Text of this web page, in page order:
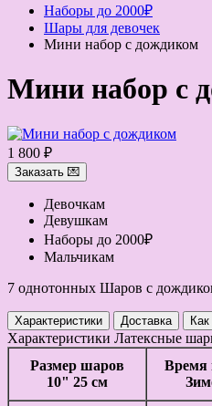
Наборы до 2000₽
Шары для девочек
Мини набор с дождиком
Мини набор с
1 800 ₽
Заказать 💌
Девочкам
Девушкам
Наборы до 2000₽
Мальчикам
7 однотонных Шаров с
Характеристики Доставка
Характеристики Латексные
Размер шаров
10" 25 см
Время